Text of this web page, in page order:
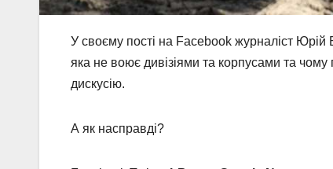
У своєму пості на Facebook журналіст Юрій
яка не воює дивізіями та корпусами та чому
дискусію.
А як насправді?